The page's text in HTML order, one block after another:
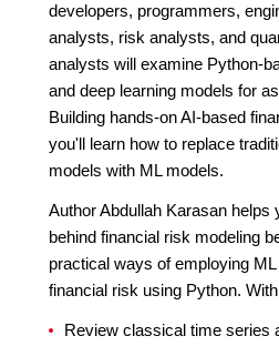
developers, programmers,
analysts, risk analysts, and
analysts will examine Python-
and deep learning models for
Building hands-on AI-based
you'll learn how to replace
models with ML models.
Author Abdullah Karasan helps
behind financial risk modeling
practical ways of employing
financial risk using Python.
Review classical time series